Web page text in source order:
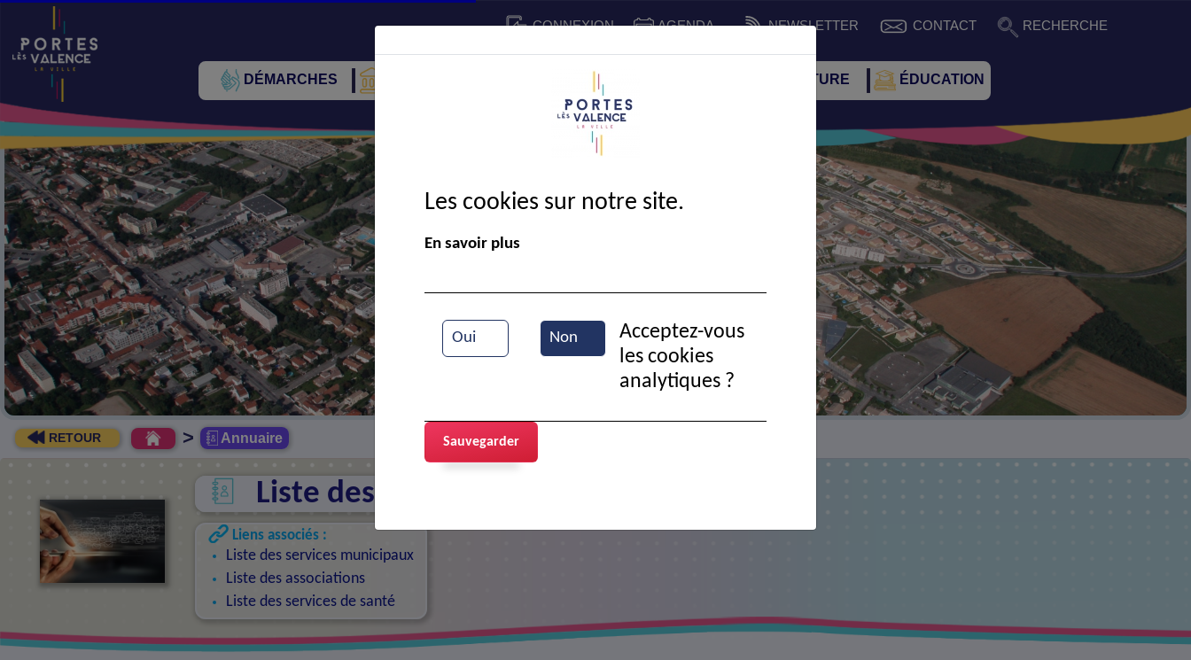
CONNEXION AGENDA NEWSLETTER CONTACT RECHERCHE
DÉMARCHES CADRE DE VIE SPORT ET CULTURE ÉDUCATION
Vue aérienne de la ville
RETOUR > Annuaire
Liste des contacts
Liens associés :
Liste des services municipaux
Liste des associations
Liste des services de santé
Les cookies sur notre site.
En savoir plus
Oui Non
Acceptez-vous
les cookies
analytiques ?
Sauvegarder